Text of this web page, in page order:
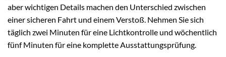
aber wichtigen Details machen den Unterschied zwischen
einer sicheren Fahrt und einem Verstoß. Nehmen Sie sich
täglich zwei Minuten für eine Lichtkontrolle und wöchentlich
fünf Minuten für eine komplette Ausstattungsprüfung.